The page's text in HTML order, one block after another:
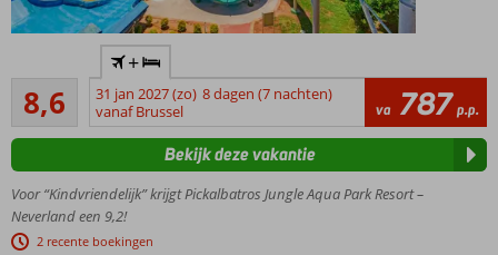
kwaliteitshotel
Fan-tas-
tisch
waterpark
glijbanen!
Volop sport- &
ontspanningsfaciliteiten
8,6Aanrader
574
beoordelingen
+
31 jan 2027 (zo) 8 dagen (7 nachten)
vanaf Brussel
va 787 p.p.
Voor “Kindvriendelijk” krijgt Pickalbatros Jungle Aqua Park Resort –
Neverland een 9,2!
2 recente boekingen
Bekijk deze vakantie